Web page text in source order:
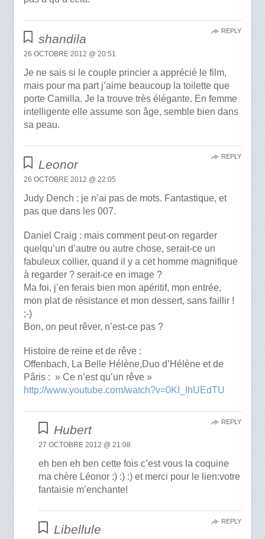
shandila
26 OCTOBRE 2012 @ 20:51
Je ne sais si le couple princier a apprécié le film,
mais pour ma part j’aime beaucoup la toilette que
porte Camilla. Je la trouve très élégante. En femme
intelligente elle assume son âge, semble bien dans
sa peau.
REPLY
Leonor
26 OCTOBRE 2012 @ 22:05
Judy Dench : je n’ai pas de mots. Fantastique, et
pas que dans les 007.
Daniel Craig : mais comment peut-on regarder
quelqu’un d’autre ou autre chose, serait-ce un
fabuleux collier, quand il y a cet homme magnifique
à regarder ? serait-ce en image ?
Ma foi, j’en ferais bien mon apéritif, mon entrée,
mon plat de résistance et mon dessert, sans faillir !
;-)
Bon, on peut rêver, n’est-ce pas ?
Histoire de reine et de rêve :
Offenbach, La Belle Hélène,Duo d’Hélène et de
Pâris : » Ce n’est qu’un rêve »
http://www.youtube.com/watch?v=0KI_IhUEdTU
REPLY
Hubert
27 OCTOBRE 2012 @ 21:08
eh ben eh ben cette fois c’est vous la coquine
ma chère Léonor :) :) :) et merci pour le lien:votre
fantaisie m’enchante!
REPLY
Libellule
REPLY